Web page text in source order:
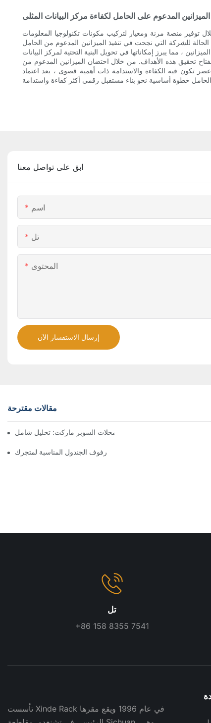
المدعوم على الحامل لكفاءة مركز البيانات المثلى
توفير منصة مرنة ومعيار لتركيب مكونات تكنولوجيا المعلومات
للشركة التي نجحت في تنفيذ الميزانين المدعوم من الحامل
تحقيق هذه الأهداف. من خلال احتضان الميزانين المدعوم من
تكون فيه الكفاءة والاستدامة ذات أهمية قصوى ، يعد اعتماد
ابق على تواصل معنا
اسم
تل
المحتوى
إرسال الاستفسار الآن
مقالات مقترحة
رفوف فعالة من حيث التكلفة لمحلات السوبر ماركت: تحليل شامل
كيفية اختيار رفوف الجندول المناسبة لمتجرك
تل
+86 158 8355 7541
تأسست Xinde Rack في عام 1996 ويقع مقرها